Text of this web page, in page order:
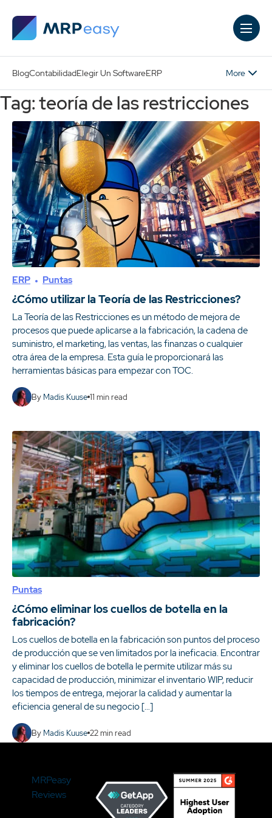
BlogContabilidadElegir Un SoftwareERP More
Tag: teoría de las restricciones
ERP Puntas
¿Cómo utilizar la Teoría de las Restricciones?
La Teoría de las Restricciones es un método de mejora de
procesos que puede aplicarse a la fabricación, la cadena de
suministro, el marketing, las ventas, las finanzas o cualquier
otra área de la empresa. Esta guía le proporcionará las
herramientas básicas para empezar con TOC.
By Madis Kuuse 11 min read
Puntas
¿Cómo eliminar los cuellos de botella en la
fabricación?
Los cuellos de botella en la fabricación son puntos del proceso
de producción que se ven limitados por la ineficacia. Encontrar
y eliminar los cuellos de botella le permite utilizar más su
capacidad de producción, minimizar el inventario WIP, reducir
los tiempos de entrega, mejorar la calidad y aumentar la
eficiencia general de su negocio […]
By Madis Kuuse 22min read
MRPeasy
Reviews